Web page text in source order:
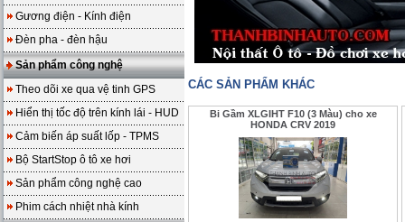
Gương điện - Kính điện
Đèn pha - đèn hậu
Sản phẩm công nghệ
Theo dõi xe qua vệ tinh GPS
Hiển thị tốc độ trên kính lái - HUD
Cảm biến áp suất lốp - TPMS
Bộ StartStop ô tô xe hơi
Sản phẩm công nghệ cao
Phim cách nhiệt nhà kính
CÁC SẢN PHẨM KHÁC
Bi Gầm XLGIHT F10 (3 Màu) cho xe
HONDA CRV 2019